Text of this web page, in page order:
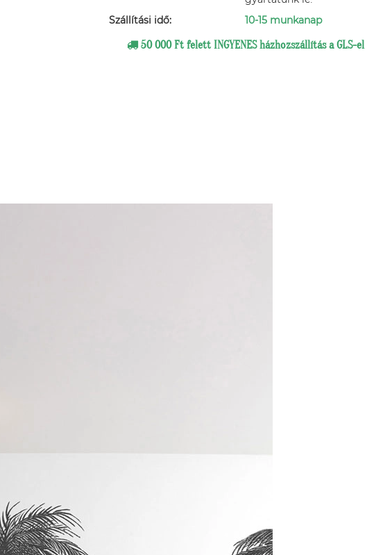
Szállítási idő:
10-15 munkanap
50 000 Ft felett INGYENES házhozszállítás a GLS-el